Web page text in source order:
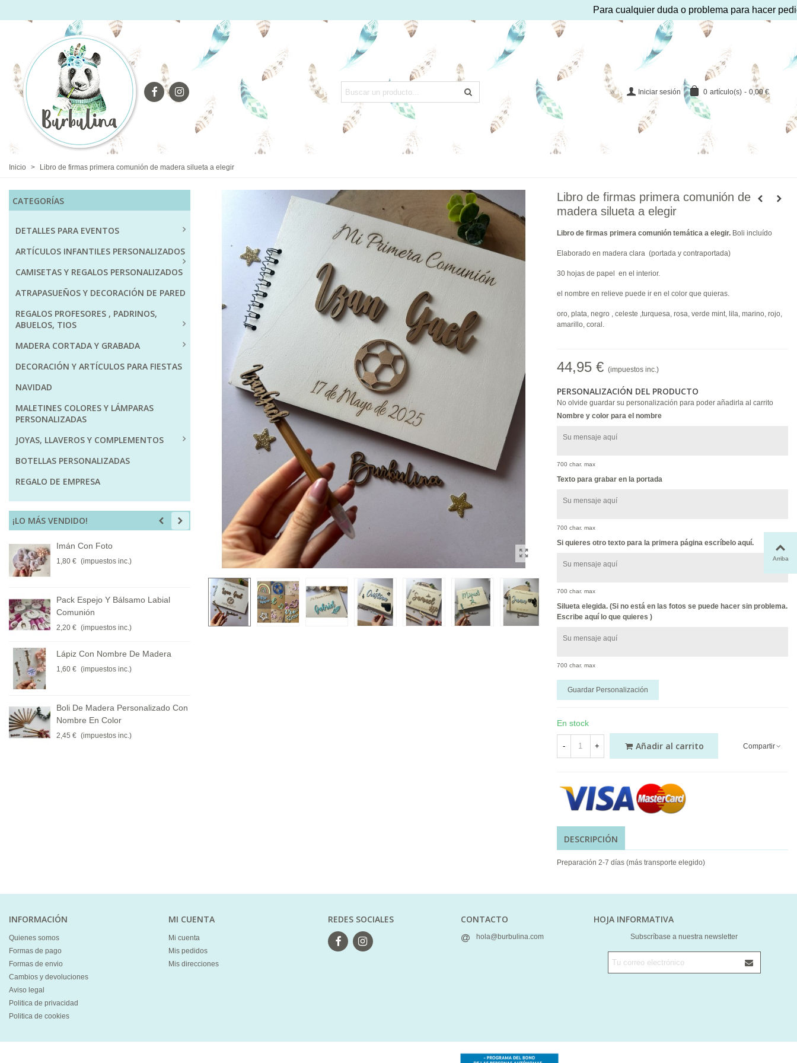
Para cualquier duda o problema para hacer pedido
Iniciar sesión 0 artículo(s) - 0,00 €
Inicio > Libro de firmas primera comunión de madera silueta a elegir
CATEGORÍAS
DETALLES PARA EVENTOS
ARTÍCULOS INFANTILES PERSONALIZADOS
CAMISETAS Y REGALOS PERSONALIZADOS
ATRAPASUEÑOS Y DECORACIÓN DE PARED
REGALOS PROFESORES , PADRINOS,
ABUELOS, TIOS
MADERA CORTADA Y GRABADA
DECORACIÓN Y ARTÍCULOS PARA FIESTAS
NAVIDAD
MALETINES COLORES Y LÁMPARAS
PERSONALIZADAS
JOYAS, LLAVEROS Y COMPLEMENTOS
BOTELLAS PERSONALIZADAS
REGALO DE EMPRESA
¡LO MÁS VENDIDO!
Imán Con Foto
1,80 € (impuestos inc.)
Pack Espejo Y Bálsamo Labial
Comunión
2,20 € (impuestos inc.)
Lápiz Con Nombre De Madera
1,60 € (impuestos inc.)
Boli De Madera Personalizado Con
Nombre En Color
2,45 € (impuestos inc.)
Etiquetas Comunión Niña O Niño
Onduladas 5 Cm
Lápiz Con Nombre Y Grabado
1,90 € (impuestos inc.)
Libro de firmas primera comunión de
madera silueta a elegir
Libro de firmas primera comunión temática a elegir. Boli incluído
Elaborado en madera clara (portada y contraportada)
30 hojas de papel en el interior.
el nombre en relieve puede ir en el color que quieras.
oro, plata, negro , celeste ,turquesa, rosa, verde mint, lila, marino, rojo,
amarillo, coral.
44,95 € (impuestos inc.)
PERSONALIZACIÓN DEL PRODUCTO
No olvide guardar su personalización para poder añadirla al carrito
Nombre y color para el nombre
700 char. max
Texto para grabar en la portada
700 char. max
Si quieres otro texto para la primera página escríbelo aquí.
700 char. max
Silueta elegida. (Si no está en las fotos se puede hacer sin problema.
Escribe aquí lo que quieres )
700 char. max
Guardar Personalización
En stock
- + Añadir al carrito Compartir
DESCRIPCIÓN
Preparación 2-7 días (más transporte elegido)
INFORMACIÓN
Quienes somos
Formas de pago
Formas de envio
Cambios y devoluciones
Aviso legal
Politica de privacidad
Politica de cookies
MI CUENTA
Mi cuenta
Mis pedidos
Mis direcciones
REDES SOCIALES CONTACTO
hola@burbulina.com
HOJA INFORMATIVA
Subscríbase a nuestra newsletter
Arriba